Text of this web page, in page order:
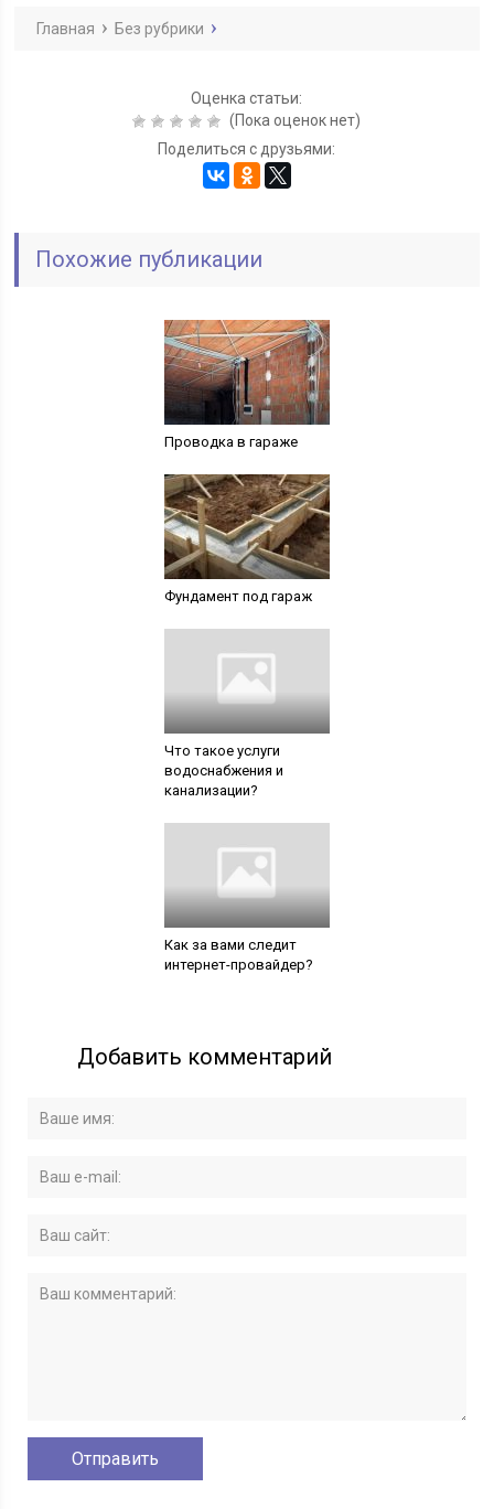
Главная Без рубрики
Оценка статьи:
(Пока оценок нет)
Поделиться с друзьями:
Похожие публикации
Проводка в гараже
Фундамент под гараж
Что такое услуги
водоснабжения и
канализации?
Как за вами следит
интернет-провайдер?
Добавить комментарий